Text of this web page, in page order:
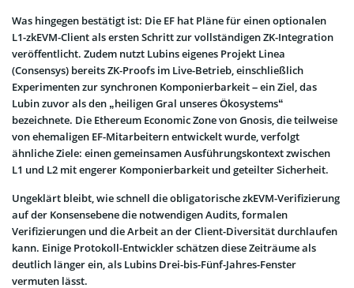
Was hingegen bestätigt ist: Die EF hat Pläne für einen optionalen
L1-zkEVM-Client als ersten Schritt zur vollständigen ZK-Integration
veröffentlicht. Zudem nutzt Lubins eigenes Projekt Linea
(Consensys) bereits ZK-Proofs im Live-Betrieb, einschließlich
Experimenten zur synchronen Komponierbarkeit – ein Ziel, das
Lubin zuvor als den „heiligen Gral unseres Ökosystems“
bezeichnete. Die Ethereum Economic Zone von Gnosis, die teilweise
von ehemaligen EF-Mitarbeitern entwickelt wurde, verfolgt
ähnliche Ziele: einen gemeinsamen Ausführungskontext zwischen
L1 und L2 mit engerer Komponierbarkeit und geteilter Sicherheit.
Ungeklärt bleibt, wie schnell die obligatorische zkEVM-Verifizierung
auf der Konsensebene die notwendigen Audits, formalen
Verifizierungen und die Arbeit an der Client-Diversität durchlaufen
kann. Einige Protokoll-Entwickler schätzen diese Zeiträume als
deutlich länger ein, als Lubins Drei-bis-Fünf-Jahres-Fenster
vermuten lässt.